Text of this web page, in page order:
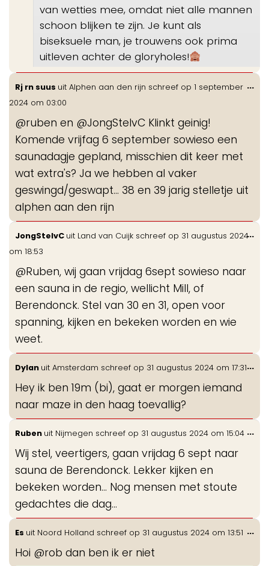
van wetties mee, omdat niet alle mannen
schoon blijken te zijn. Je kunt als
biseksuele man, je trouwens ook prima
uitleven achter de gloryholes!
Rj rn suus uit Alphen aan den rijn schreef op 1 september
2024 om 03:00
@ruben en @JongStelvC Klinkt geinig!
Komende vrijfag 6 september sowieso een
saunadagje gepland, misschien dit keer met
wat extra's? Ja we hebben al vaker
geswingd/geswapt... 38 en 39 jarig stelletje uit
alphen aan den rijn
...
JongStelvC uit Land van Cuijk schreef op 31 augustus 2024
om 18:53
@Ruben, wij gaan vrijdag 6sept sowieso naar
een sauna in de regio, wellicht Mill, of
Berendonck. Stel van 30 en 31, open voor
spanning, kijken en bekeken worden en wie
weet.
...
Dylan uit Amsterdam schreef op 31 augustus 2024 om 17:31
Hey ik ben 19m (bi), gaat er morgen iemand
naar maze in den haag toevallig?
...
Ruben uit Nijmegen schreef op 31 augustus 2024 om 15:04
Wij stel, veertigers, gaan vrijdag 6 sept naar
sauna de Berendonck. Lekker kijken en
bekeken worden... Nog mensen met stoute
gedachtes die dag...
...
Es uit Noord Holland schreef op 31 augustus 2024 om 13:51
Hoi @rob dan ben ik er niet
...